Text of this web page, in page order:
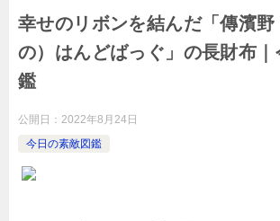
幸せのリボンを結んだ「傳濱野
の）はんどばっぐ」の長財布｜
鑑
公開日： 2022年8月24日
今日の素敵図鑑